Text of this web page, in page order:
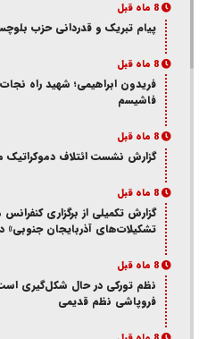
8 ماه قبل
پیام تبریک و قدردانی حزب
8 ماه قبل
فریدون ابراهیمی؛ شهید راه
فاشیسم
8 ماه قبل
گزارش نشست ائتلاف دموکراتیک
8 ماه قبل
گزارش تکمیلی از برگزاری
تشکیلات‌های آذربایجان جنوبی»
8 ماه قبل
نظم تورکی در حال شکل‌گیری
فروپاشی نظم قدیمی